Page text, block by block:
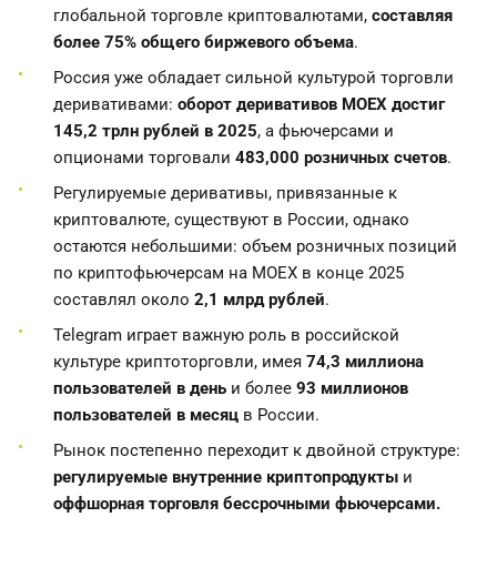
глобальной торговле криптовалютами, составляя
более 75% общего биржевого объема.
Россия уже обладает сильной культурой торговли
деривативами: оборот деривативов MOEX достиг
145,2 трлн рублей в 2025, а фьючерсами и
опционами торговали 483,000 розничных счетов.
Регулируемые деривативы, привязанные к
криптовалюте, существуют в России, однако
остаются небольшими: объем розничных позиций
по криптофьючерсам на MOEX в конце 2025
составлял около 2,1 млрд рублей.
Telegram играет важную роль в российской
культуре криптоторговли, имея 74,3 миллиона
пользователей в день и более 93 миллионов
пользователей в месяц в России.
Рынок постепенно переходит к двойной структуре:
регулируемые внутренние криптопродукты и
оффшорная торговля бессрочными фьючерсами.